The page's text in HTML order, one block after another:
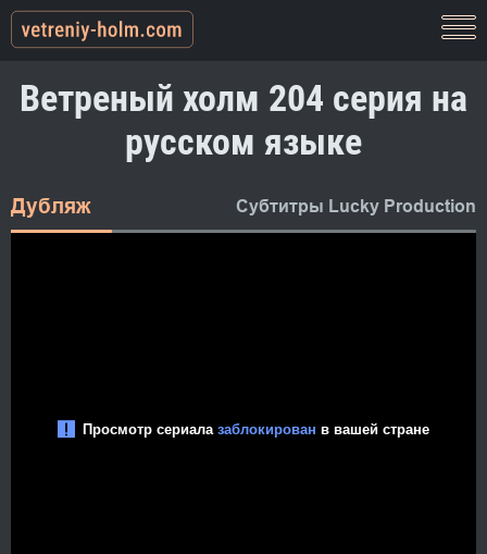
Ветреный холм 204 серия на
русском языке
Дубляж Субтитры Lucky Production